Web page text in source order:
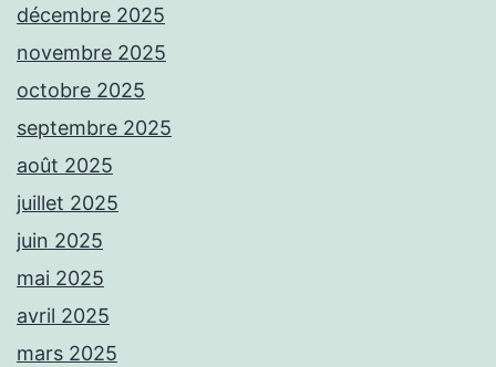
décembre 2025
novembre 2025
octobre 2025
septembre 2025
août 2025
juillet 2025
juin 2025
mai 2025
avril 2025
mars 2025